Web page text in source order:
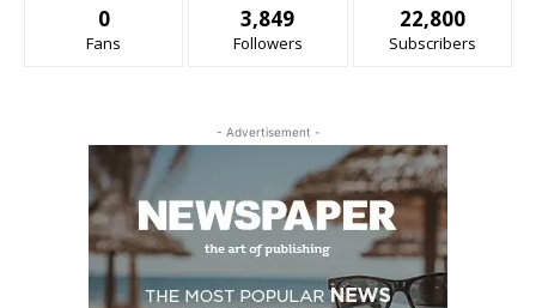
0
Fans
3,849
Followers
22,800
Subscribers
- Advertisement -